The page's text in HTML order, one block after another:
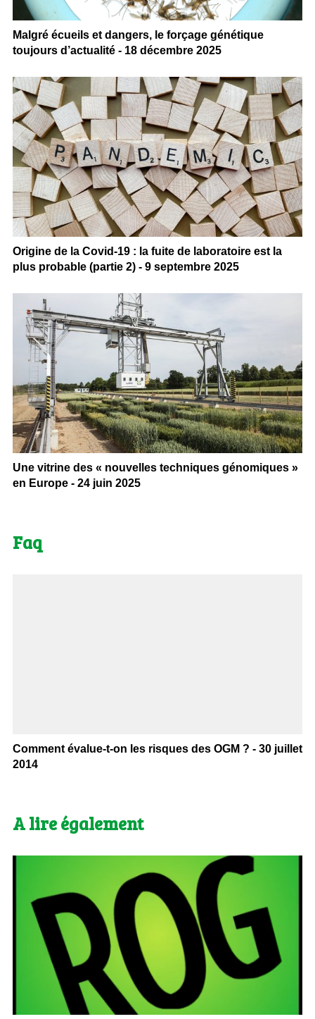
Malgré écueils et dangers, le forçage génétique
toujours d’actualité - 18 décembre 2025
Origine de la Covid-19 : la fuite de laboratoire est la
plus probable (partie 2) - 9 septembre 2025
Une vitrine des « nouvelles techniques génomiques »
en Europe - 24 juin 2025
Faq
Comment évalue-t-on les risques des OGM ? - 30 juillet
2014
A lire également